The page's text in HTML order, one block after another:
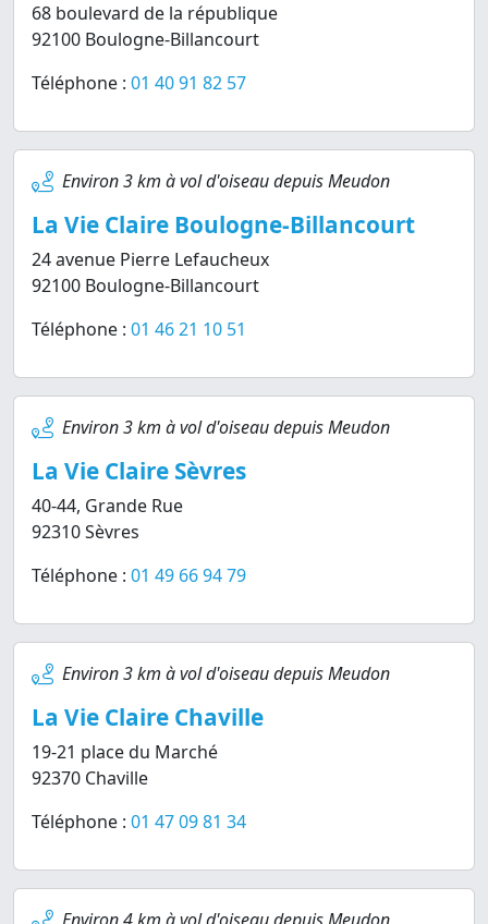
68 boulevard de la république
92100 Boulogne-Billancourt
Téléphone : 01 40 91 82 57
Environ 3 km à vol d'oiseau depuis Meudon
La Vie Claire Boulogne-Billancourt
24 avenue Pierre Lefaucheux
92100 Boulogne-Billancourt
Téléphone : 01 46 21 10 51
Environ 3 km à vol d'oiseau depuis Meudon
La Vie Claire Sèvres
40-44, Grande Rue
92310 Sèvres
Téléphone : 01 49 66 94 79
Environ 3 km à vol d'oiseau depuis Meudon
La Vie Claire Chaville
19-21 place du Marché
92370 Chaville
Téléphone : 01 47 09 81 34